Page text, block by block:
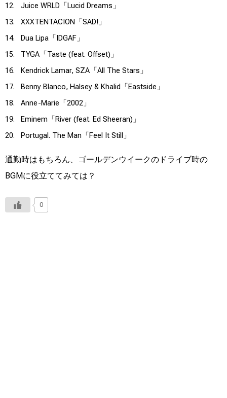
12. Juice WRLD「Lucid Dreams」
13. XXXTENTACION「SAD!」
14. Dua Lipa「IDGAF」
15. TYGA「Taste (feat. Offset)」
16. Kendrick Lamar, SZA「All The Stars」
17. Benny Blanco, Halsey & Khalid「Eastside」
18. Anne-Marie「2002」
19. Eminem「River (feat. Ed Sheeran)」
20. Portugal. The Man「Feel It Still」
通勤時はもちろん、ゴールデンウイークのドライブ時の
BGMに役立ててみては？
0